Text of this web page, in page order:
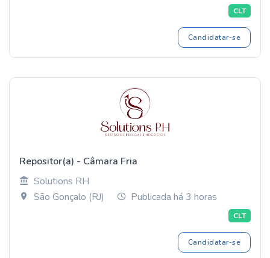
CLT
Candidatar-se
Repositor(a) - Câmara Fria
Solutions RH
São Gonçalo (RJ)
Publicada há 3 horas
CLT
Candidatar-se